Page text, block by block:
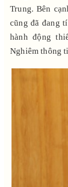
Trung. Bên
cũng đã đang
hành động
Nghiêm thông